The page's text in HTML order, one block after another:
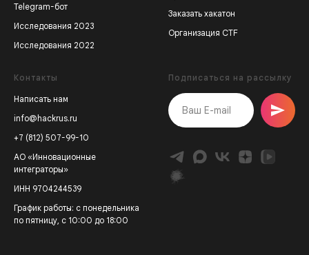
Telegram-бот
Исследования 2023
Исследования 2022
Заказать хакатон
Организация CTF
Контакты
Написать нам
info@hackrus.ru
+7 (812) 507-99-10
АО «Инновационные
интеграторы»
ИНН 9704244539
График работы: с понедельника
по пятницу, с 10:00 до 18:00
Подписаться на рассылку